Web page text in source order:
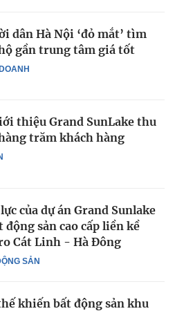
dân Hà Nội ‘đỏ mắt’ tìm
gần trung tâm giá tốt
thiệu Grand SunLake thu
trăm khách hàng
SẢN
của dự án Grand Sunlake
động sản cao cấp liền kề
Cát Linh - Hà Đông
khiến bất động sản khu